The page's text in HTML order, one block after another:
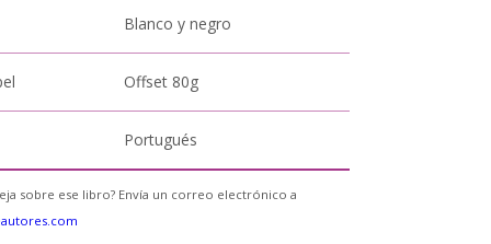
Blanco y negro
Offset 80g
Portugués
sobre ese libro? Envía un correo electrónico a